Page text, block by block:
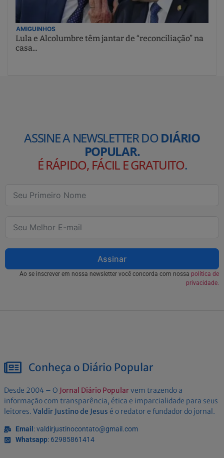
AMIGUINHOS
Lula e Alcolumbre têm jantar de “reconciliação” na
casa...
ASSINE A NEWSLETTER DODIÁRIO
POPULAR.
É RÁPIDO, FÁCIL E GRATUITO.
Assinar
Ao se inscrever em nossa newsletter você concorda com nossa política de
privacidade.
Conheça o Diário Popular
Desde 2004 – O Jornal Diário Popularvem trazendo a
informação com transparência, ética e imparcialidade para seus
leitores. Valdir Justino de Jesus é o redator e fundador do jornal.
Email : valdirjustinocontato@gmail.com
Whatsapp: 62985861414